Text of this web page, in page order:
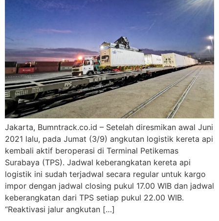
Jakarta, Bumntrack.co.id – Setelah diresmikan awal Juni
2021 lalu, pada Jumat (3/9) angkutan logistik kereta api
kembali aktif beroperasi di Terminal Petikemas
Surabaya (TPS). Jadwal keberangkatan kereta api
logistik ini sudah terjadwal secara regular untuk kargo
impor dengan jadwal closing pukul 17.00 WIB dan jadwal
keberangkatan dari TPS setiap pukul 22.00 WIB.
“Reaktivasi jalur angkutan […]